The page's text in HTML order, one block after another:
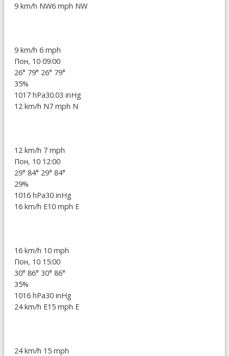
9 km/h NW6 mph NW
9 km/h 6 mph
Пон, 10 09:00
26° 79° 26° 79°
35%
1017 hPa30.03 inHg
12 km/h N7 mph N
12 km/h 7 mph
Пон, 10 12:00
29° 84° 29° 84°
29%
1016 hPa30 inHg
16 km/h E10 mph E
16 km/h 10 mph
Пон, 10 15:00
30° 86° 30° 86°
35%
1016 hPa30 inHg
24 km/h E15 mph E
24 km/h 15 mph